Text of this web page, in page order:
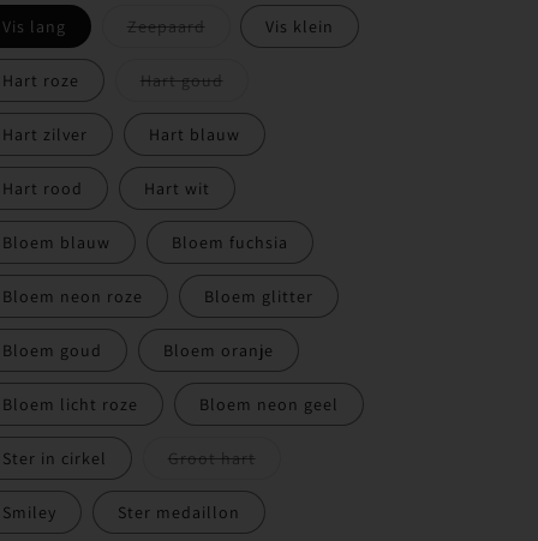
niet
beschikbaar
of
niet
beschikbaar
Vis lang ZeepaardVariant
uitverkocht
niet
beschikbaar
Vis klein
Hart roze Hart goudVariant
of
niet
beschikbaar
Hart zilver Hart blauw
Hart rood Hart wit
Bloem blauw Bloem fuchsia
Bloem neon roze Bloem glitter
Bloem goud Bloem oranje
Bloem licht roze Bloem neon geel
Ster in cirkel Groot hartVariant
niet
beschikbaar
Smiley Ster medaillon